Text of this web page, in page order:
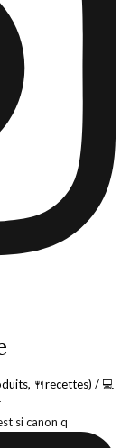
🍴recettes) / 💻
si canon q